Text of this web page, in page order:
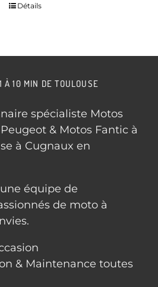
Détails
À 10 MIN DE TOULOUSE
spécialiste Motos
& Motos Fantic à
à Cugnaux en
une équipe de
de moto à
& Maintenance toutes